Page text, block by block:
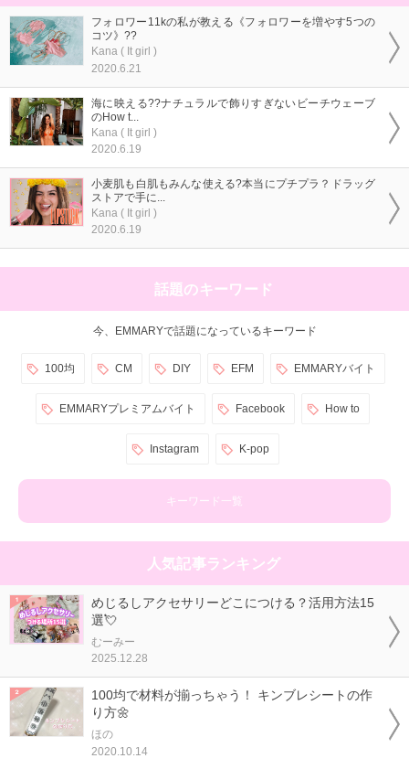
フォロワー11kの私が教える《フォロワーを増やす5つの
コツ》??
Kana ( It girl )
2020.6.21
海に映える??ナチュラルで飾りすぎないビーチウェーブ
のHow t...
Kana ( It girl )
2020.6.19
小麦肌も白肌もみんな使える?本当にプチプラ？ドラッグ
ストアで手に...
Kana ( It girl )
2020.6.19
話題のキーワード
今、EMMARYで話題になっているキーワード
100均 CM DIY EFM EMMARYバイト
EMMARYプレミアムバイト Facebook How to
Instagram K-pop
キーワード一覧
人気記事ランキング
めじるしアクセサリーどこにつける？活用方法15
選💘
むーみー
2025.12.28
100均で材料が揃っちゃう！ キンブレシートの作
り方🌼
ほの
2020.10.14